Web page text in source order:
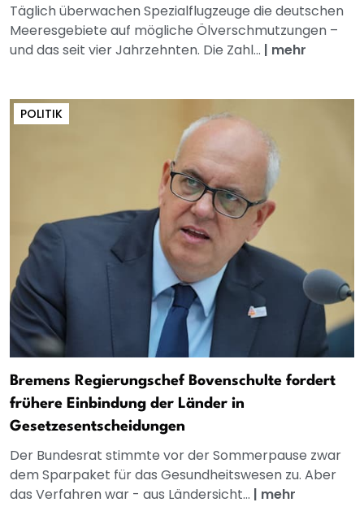
Täglich überwachen Spezialflugzeuge die deutschen
Meeresgebiete auf mögliche Ölverschmutzungen –
und das seit vier Jahrzehnten. Die Zahl... | mehr
POLITIK
Bremens Regierungschef Bovenschulte fordert
frühere Einbindung der Länder in
Gesetzesentscheidungen
Der Bundesrat stimmte vor der Sommerpause zwar
dem Sparpaket für das Gesundheitswesen zu. Aber
das Verfahren war - aus Ländersicht... | mehr